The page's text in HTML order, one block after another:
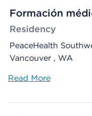
Formación
Residency
PeaceHealth
Vancouver , WA
Read More